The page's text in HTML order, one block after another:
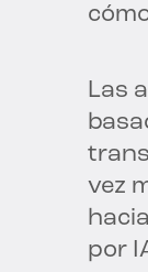
Las
vez
hacia
por